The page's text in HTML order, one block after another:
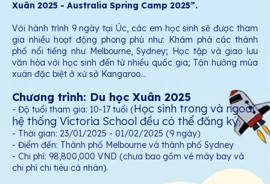
Xuân 2025 - Australia Spring Camp 2025”.
Với hành trình 9 ngày tại Úc, các em học sinh sẽ được tham
gia nhiều hoạt động phong phú như: Khám phá các thành
phố nổi tiếng như Melbourne, Sydney; Học tập và giao lưu
văn hóa với học sinh đến từ nhiều quốc gia; Tận hưởng mùa
xuân đặc biệt ở xứ sở Kangaroo…
Chương trình: Du học Xuân 2025
- Độ tuổi tham gia: 10-17 tuổi (Học sinh trong và ngoài
hệ thống Victoria School đều có thể đăng ký)
- Thời gian: 23/01/2025 - 01/02/2025 (9 ngày)
- Điểm đến: Thành phố Melbourne và thành phố Sydney
- Chi phí: 98,800,000 VND (chưa bao gồm vé máy bay và
chi phí chi tiêu cá nhân).